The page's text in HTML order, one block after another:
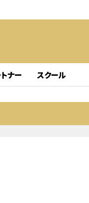
ナー スクール